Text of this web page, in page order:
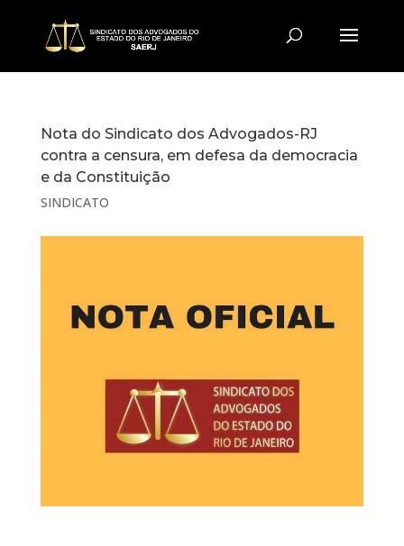
Nota do Sindicato dos Advogados-RJ
contra a censura, em defesa da democracia
e da Constituição
SINDICATO